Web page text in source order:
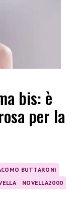
bis: è
per la
BUTTARONI
NOVELLA2000